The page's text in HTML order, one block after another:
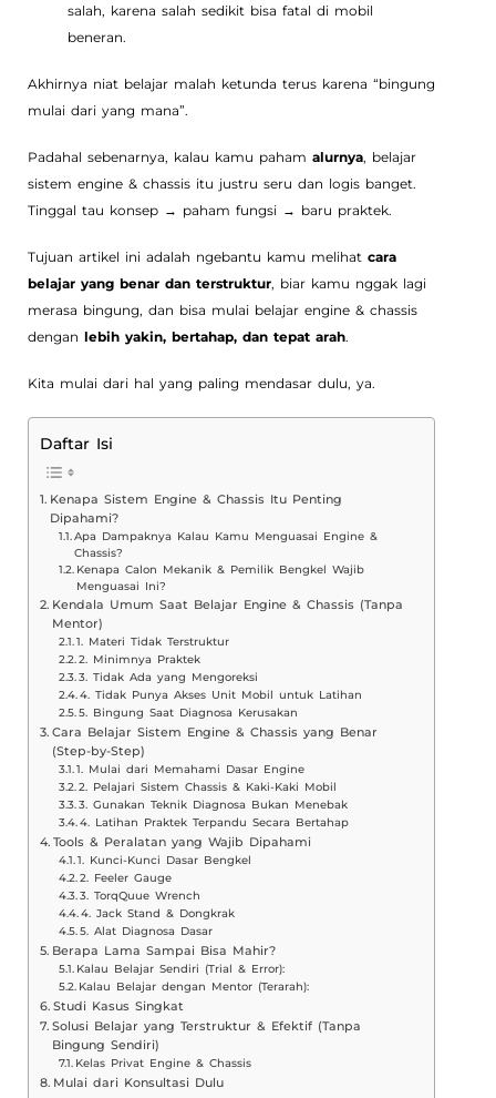
salah, karena salah sedikit bisa fatal di mobil
beneran.
Akhirnya niat belajar malah ketunda terus karena “bingung
mulai dari yang mana”.
Padahal sebenarnya, kalau kamu paham alurnya, belajar
sistem engine & chassis itu justru seru dan logis banget.
Tinggal tau konsep → paham fungsi → baru praktek.
Tujuan artikel ini adalah ngebantu kamu melihat cara
belajar yang benar dan terstruktur, biar kamu nggak lagi
merasa bingung, dan bisa mulai belajar engine & chassis
dengan lebih yakin, bertahap, dan tepat arah.
Kita mulai dari hal yang paling mendasar dulu, ya.
Daftar Isi
Kenapa Sistem Engine & Chassis Itu Penting
Dipahami?
Apa Dampaknya Kalau Kamu Menguasai Engine &
Chassis?
Kenapa Calon Mekanik & Pemilik Bengkel Wajib
Menguasai Ini?
Kendala Umum Saat Belajar Engine & Chassis (Tanpa
Mentor)
1. Materi Tidak Terstruktur
2. Minimnya Praktek
3. Tidak Ada yang Mengoreksi
4. Tidak Punya Akses Unit Mobil untuk Latihan
5. Bingung Saat Diagnosa Kerusakan
Cara Belajar Sistem Engine & Chassis yang Benar
(Step-by-Step)
1. Mulai dari Memahami Dasar Engine
2. Pelajari Sistem Chassis & Kaki-Kaki Mobil
3. Gunakan Teknik Diagnosa Bukan Menebak
4. Latihan Praktek Terpandu Secara Bertahap
Tools & Peralatan yang Wajib Dipahami
1. Kunci-Kunci Dasar Bengkel
2. Feeler Gauge
3. TorqQuue Wrench
4. Jack Stand & Dongkrak
5. Alat Diagnosa Dasar
Berapa Lama Sampai Bisa Mahir?
Kalau Belajar Sendiri (Trial & Error):
Kalau Belajar dengan Mentor (Terarah):
Studi Kasus Singkat
Solusi Belajar yang Terstruktur & Efektif (Tanpa
Bingung Sendiri)
Kelas Privat Engine & Chassis
Mulai dari Konsultasi Dulu